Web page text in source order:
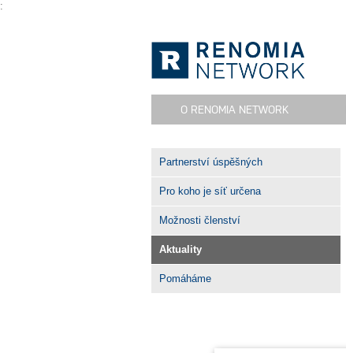
:
O RENOMIA NETWORK
Partnerství úspěšných
Pro koho je síť určena
Možnosti členství
Aktuality
Pomáháme